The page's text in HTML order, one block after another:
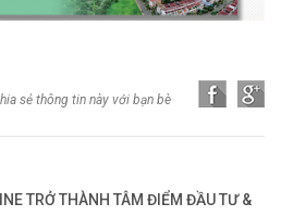
sẻ thông tin này với bạn bè
TRỞ THÀNH TÂM ĐIỂM ĐẦU TƯ &